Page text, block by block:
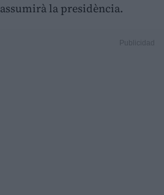
assumirà la presidència.